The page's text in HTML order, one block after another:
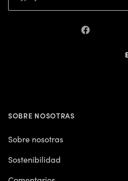
Facebook
SOBRE NOSOTRAS
Sobre nosotras
Sostenibilidad